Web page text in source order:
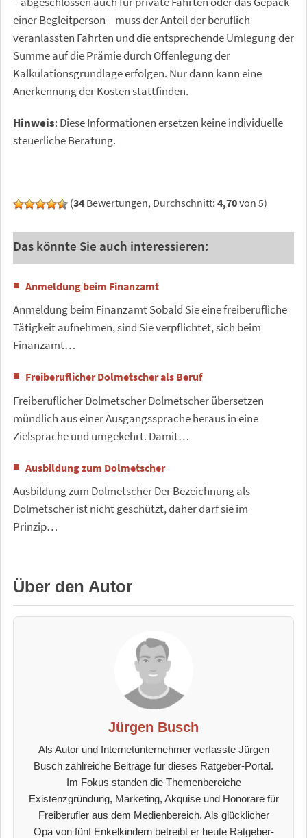
einer Begleitperson – muss der Anteil der beruflich
veranlassten Fahrten und die entsprechende Umlegung der
Summe auf die Prämie durch Offenlegung der
Kalkulationsgrundlage erfolgen. Nur dann kann eine
Anerkennung der Kosten stattfinden.
Hinweis: Diese Informationen ersetzen keine individuelle
steuerliche Beratung.
(34 Bewertungen, Durchschnitt: 4,70von 5)
Das könnte Sie auch interessieren:
Anmeldung beim Finanzamt
Anmeldung beim Finanzamt Sobald Sie eine freiberufliche
Tätigkeit aufnehmen, sind Sie verpflichtet, sich beim
Finanzamt…
Freiberuflicher Dolmetscher als Beruf
Freiberuflicher Dolmetscher Dolmetscher übersetzen
mündlich aus einer Ausgangssprache heraus in eine
Zielsprache und umgekehrt. Damit…
Ausbildung zum Dolmetscher
Ausbildung zum Dolmetscher Der Bezeichnung als
Dolmetscher ist nicht geschützt, daher darf sie im
Prinzip…
Über den Autor
Jürgen Busch
Als Autor und Internetunternehmer verfasste Jürgen
Busch zahlreiche Beiträge für dieses Ratgeber-Portal.
Im Fokus standen die Themenbereiche
Existenzgründung, Marketing, Akquise und Honorare für
Freiberufler aus dem Medienbereich. Als glücklicher
Opa von fünf Enkelkindern betreibt er heute Ratgeber-